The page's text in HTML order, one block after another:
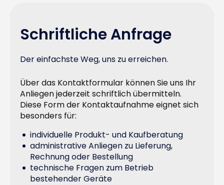
Schriftliche Anfrage
Der einfachste Weg, uns zu erreichen.
Über das Kontaktformular können Sie uns Ihr
Anliegen jederzeit schriftlich übermitteln.
Diese Form der Kontaktaufnahme eignet sich
besonders für:
individuelle Produkt- und Kaufberatung
administrative Anliegen zu Lieferung,
Rechnung oder Bestellung
technische Fragen zum Betrieb
bestehender Geräte